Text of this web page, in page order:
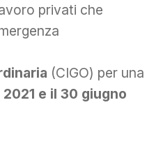
privati che
(CIGO) per una
e il 30 giugno